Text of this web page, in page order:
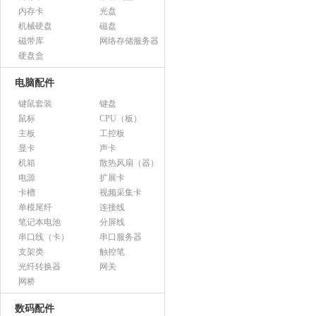
内存卡
光盘
机械硬盘
磁盘
磁带库
网络存储服务器
硬盘盒
电脑配件
键鼠套装
键盘
鼠标
CPU（板）
主板
工控板
显卡
声卡
机箱
散热风扇（器）
电源
扩展卡
卡槽
视频采集卡
单模尾纤
连接线
笔记本电池
分屏线
串口线（卡）
串口服务器
支架类
触控笔
光纤转换器
网关
网桥
数码配件